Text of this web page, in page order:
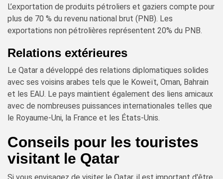
L’exportation de produits pétroliers et gaziers compte pour
plus de 70 % du revenu national brut (PNB). Les
exportations non pétrolières représentent 20% du PNB.
Relations extérieures
Le Qatar a développé des relations diplomatiques solides
avec ses voisins arabes tels que le Koweït, Oman, Bahrain
et les EAU. Le pays maintient également des liens amicaux
avec de nombreuses puissances internationales telles que
le Royaume-Uni, la France et les États-Unis.
Conseils pour les touristes
visitant le Qatar